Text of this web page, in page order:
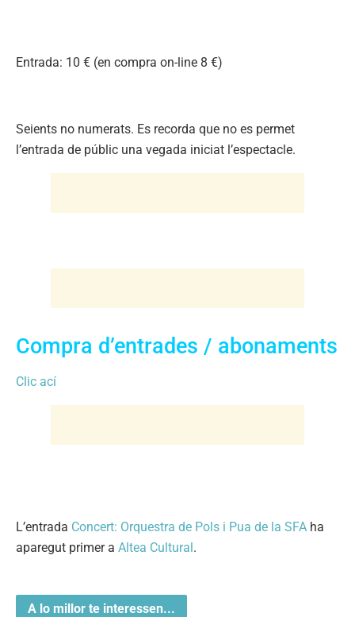
Entrada: 10 € (en compra on-line 8 €)
Seients no numerats. Es recorda que no es permet
l’entrada de públic una vegada iniciat l’espectacle.
Compra d’entrades / abonaments
Clic ací
L’entrada Concert: Orquestra de Pols i Pua de la SFA ha
aparegut primer a Altea Cultural.
A lo millor te interessen...